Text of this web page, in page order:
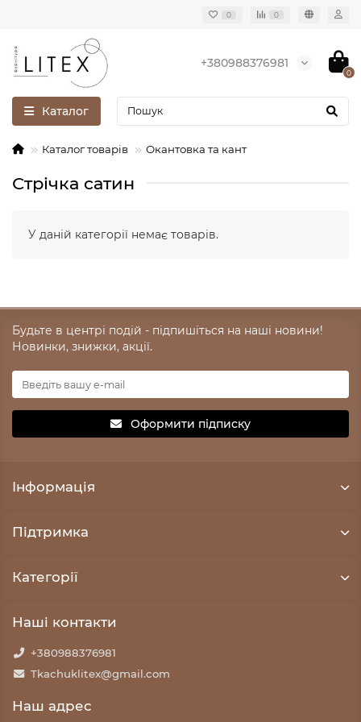
0 0
+380988376981
0
Каталог
Каталог товарів Окантовка та кант
Стрічка сатин
У даній категорії немає товарів.
Будьте в центрі подій - підпишіться на наші новини!
Новинки, знижки, акції.
Оформити підписку
Iнформація
Підтримка
Категорії
Наші контакти
+380988376981
Tkachuklitex@gmail.com
Наш адрес